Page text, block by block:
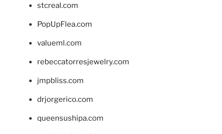
stcreal.com
PopUpFlea.com
valueml.com
rebeccatorresjewelry.com
jmpbliss.com
drjorgerico.com
queensushipa.com